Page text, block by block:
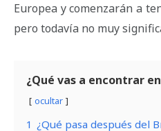
Europea y comenzarán a
pero todavía no muy
¿Qué vas a encontrar
ocultar
1 ¿Qué pasa después del